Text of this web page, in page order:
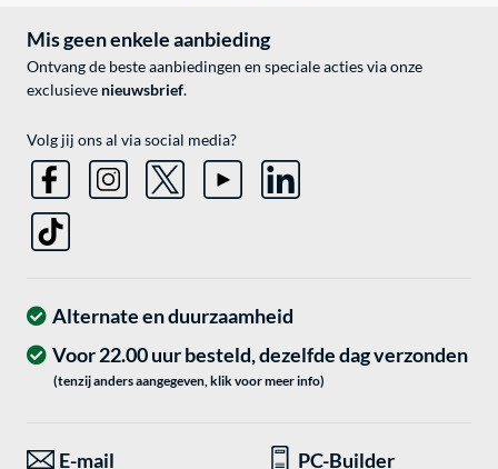
Mis geen enkele aanbieding
Ontvang de beste aanbiedingen en speciale acties via onze
exclusieve nieuwsbrief.
Volg jij ons al via social media?
Alternate en duurzaamheid
Voor 22.00 uur besteld, dezelfde dag verzonden
(tenzij anders aangegeven, klik voor meer info)
E-mail PC-Builder